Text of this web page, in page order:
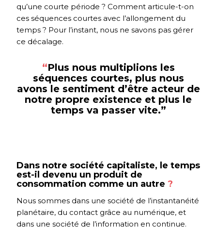
qu’une courte période ? Comment articule-t-on
ces séquences courtes avec l’allongement du
temps ? Pour l’instant, nous ne savons pas gérer
ce décalage.
“Plus nous multiplions les
séquences courtes, plus nous
avons le sentiment d’être acteur de
notre propre existence et plus le
temps va passer vite.”
Dans notre société capitaliste, le temps
est-il devenu un produit de
consommation comme un autre ?
Nous sommes dans une société de l’instantanéité
planétaire, du contact grâce au numérique, et
dans une société de l’information en continue.